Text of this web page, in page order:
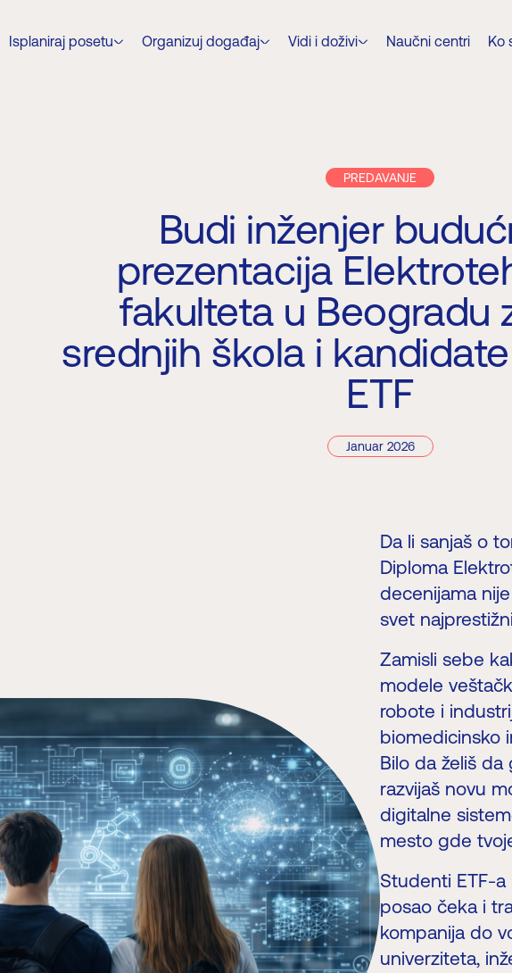
Isplaniraj posetu Organizuj događaj Vidi i doživi Naučni centri Ko
PREDAVANJE
Budi inženjer
prezentacija
fakulteta u Beogradu
srednjih škola i
ETF
Januar 2026
Da li sanjaš o
Diploma
decenijama
svet
Zamisli sebe
modele
robote i
biomedicinsko
Bilo da želiš da
razvijaš novu
digitalne
mesto gde
Studenti ETF-
posao čeka i
kompanija do
univerziteta,